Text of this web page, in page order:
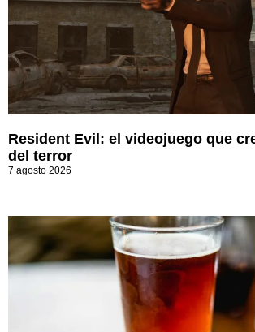
Resident Evil: el videojuego que
del terror
7 agosto 2026